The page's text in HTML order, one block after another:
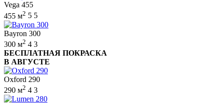
Vega 455
455 м2 5 5
Bayron 300
300 м2 4 3
БЕСПЛАТНАЯ ПОКРАСКА
В АВГУСТЕ
Oxford 290
290 м2 4 3